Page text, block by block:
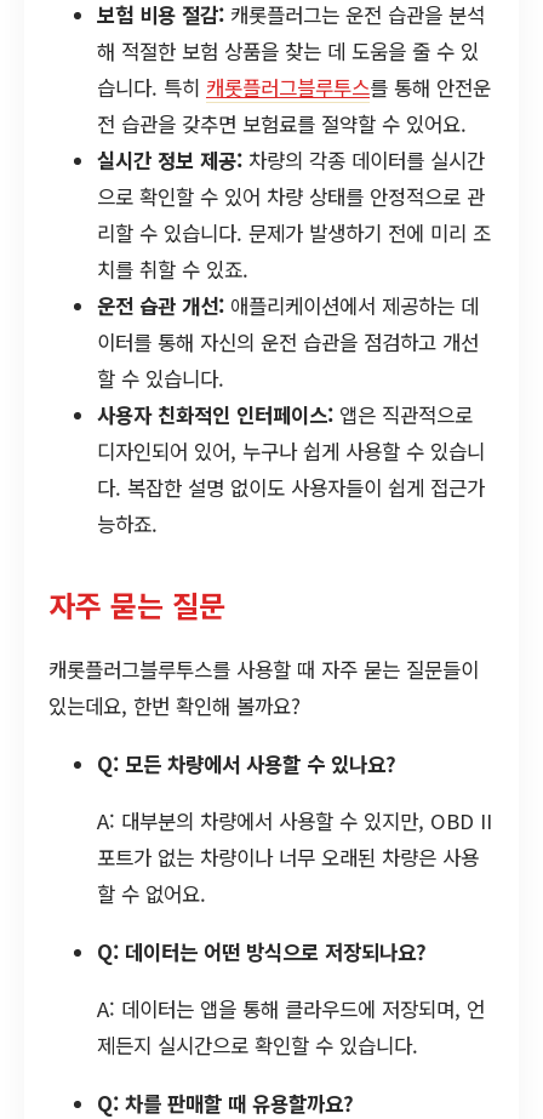
보험 비용 절감: 캐롯플러그는 운전 습관을 분석
해 적절한 보험 상품을 찾는 데 도움을 줄 수 있
습니다. 특히 캐롯플러그블루투스를 통해 안전운
전 습관을 갖추면 보험료를 절약할 수 있어요.
실시간 정보 제공: 차량의 각종 데이터를 실시간
으로 확인할 수 있어 차량 상태를 안정적으로 관
리할 수 있습니다. 문제가 발생하기 전에 미리 조
치를 취할 수 있죠.
운전 습관 개선: 애플리케이션에서 제공하는 데
이터를 통해 자신의 운전 습관을 점검하고 개선
할 수 있습니다.
사용자 친화적인 인터페이스: 앱은 직관적으로
디자인되어 있어, 누구나 쉽게 사용할 수 있습니
다. 복잡한 설명 없이도 사용자들이 쉽게 접근가
능하죠.
자주 묻는 질문
캐롯플러그블루투스를 사용할 때 자주 묻는 질문들이
있는데요, 한번 확인해 볼까요?
Q: 모든 차량에서 사용할 수 있나요?
A: 대부분의 차량에서 사용할 수 있지만, OBD II
포트가 없는 차량이나 너무 오래된 차량은 사용
할 수 없어요.
Q: 데이터는 어떤 방식으로 저장되나요?
A: 데이터는 앱을 통해 클라우드에 저장되며, 언
제든지 실시간으로 확인할 수 있습니다.
Q: 차를 판매할 때 유용할까요?